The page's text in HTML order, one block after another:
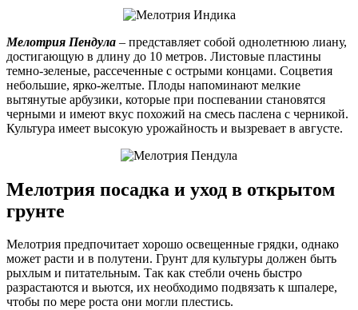
Мелотрия Пендула – представляет собой однолетнюю лиану,
достигающую в длину до 10 метров. Листовые пластины
темно-зеленые, рассеченные с острыми концами. Соцветия
небольшие, ярко-желтые. Плоды напоминают мелкие
вытянутые арбузики, которые при поспевании становятся
черными и имеют вкус похожий на смесь паслена с черникой.
Культура имеет высокую урожайность и вызревает в августе.
Мелотрия посадка и уход в открытом
грунте
Мелотрия предпочитает хорошо освещенные грядки, однако
может расти и в полутени. Грунт для культуры должен быть
рыхлым и питательным. Так как стебли очень быстро
разрастаются и вьются, их необходимо подвязать к шпалере,
чтобы по мере роста они могли плестись.